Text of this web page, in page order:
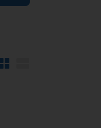
Widok